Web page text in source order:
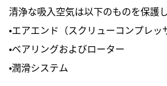
清浄な吸入空気は以下のものを保護
・エアエンド（スクリューコンプレッ
・ベアリングおよびローター
・潤滑システム